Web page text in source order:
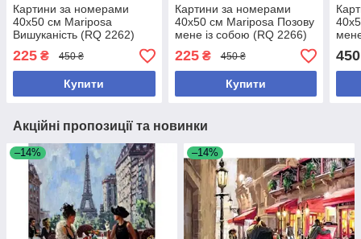
Картини за номерами
40х50 см Mariposa
Вишуканість (RQ 2262)
225 ₴ 450 ₴
Купити
Картини за номерами
40х50 см Mariposa Позову
мене із собою (RQ 2266)
225₴ 450 ₴
Купити
450
Акційні пропозиції та новинки
–14% –14%